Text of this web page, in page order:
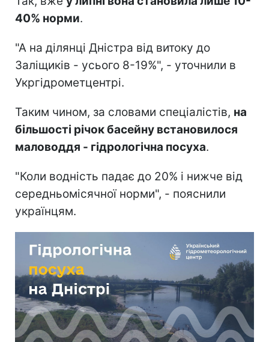
40% норми.
"А на ділянці Дністра від витоку до
Заліщиків - усього 8-19%", - уточнили в
Укргідрометцентрі.
Таким чином, за словами спеціалістів, на
більшості річок басейну встановилося
маловоддя - гідрологічна посуха.
"Коли водність падає до 20% і нижче від
середньомісячної норми", - пояснили
українцям.